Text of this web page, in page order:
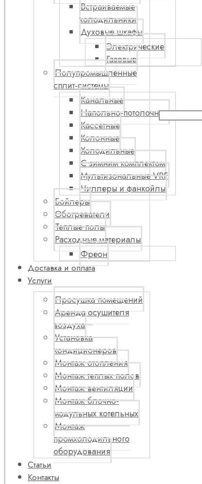
Встраиваемые
холодильники
Духовые шкафы
Электрические
Газовые
Полупромышленные
сплит-системы
Канальные
Напольно-потолочные
Кассетные
Колонные
Холодильные
С зимним комплектом
Мультизональные VRF
Чиллеры и фанкойлы
Бойлеры
Обогреватели
Теплые полы
Расходные материалы
Фреон
Доставка и оплата
Услуги
Просушка помещений
Аренда осушителя
воздуха
Установка
кондиционеров
Монтаж отопления
Монтаж теплых полов
Монтаж вентиляции
Монтаж блочно-
модульных котельных
Монтаж
промхолодильного
оборудования
Статьи
Контакты